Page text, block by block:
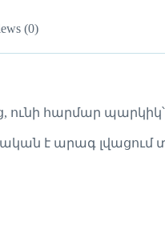
(0)
հարմար պարկիկ՝
է արագ լվացում